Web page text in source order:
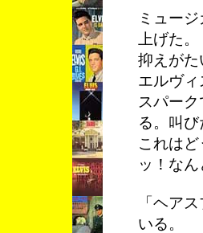
ミュージ
上げた。
抑えが
エルヴ
スパー
る。叫
これは
ッ！な
「ヘア
いる。